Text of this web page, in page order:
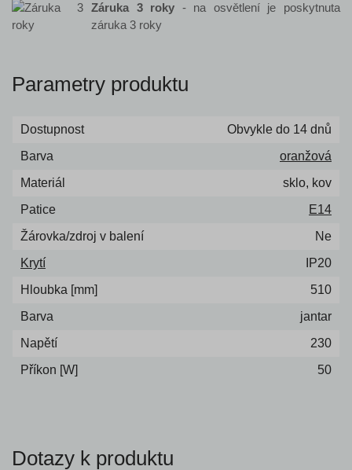
Záruka 3 roky - na osvětlení je poskytnuta
záruka 3 roky
Parametry produktu
Dostupnost
Obvykle do 14 dnů
Barva
oranžová
Materiál
sklo, kov
Patice
E14
Žárovka/zdroj v balení
Ne
Krytí
IP20
Hloubka [mm]
510
Barva
jantar
Napětí
230
Příkon [W]
50
Dotazy k produktu